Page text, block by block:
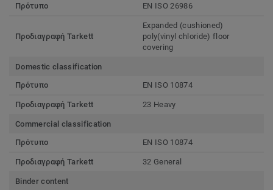
Πρότυπο
EN ISO 26986
Προδιαγραφή Tarkett
Expanded (cushioned)
poly(vinyl chloride) floor
covering
Domestic classification
Πρότυπο
EN ISO 10874
Προδιαγραφή Tarkett 23 Heavy
Commercial classification
Πρότυπο
EN ISO 10874
Προδιαγραφή Tarkett 32 General
Binder content